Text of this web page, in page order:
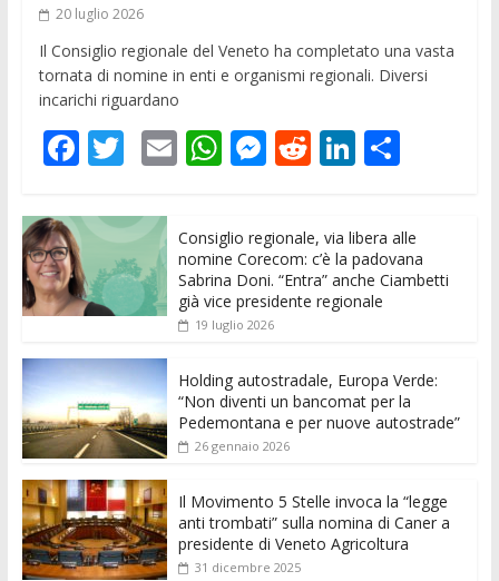
20 luglio 2026
Il Consiglio regionale del Veneto ha completato una vasta
tornata di nomine in enti e organismi regionali. Diversi
incarichi riguardano
F
e
b
o
o
k
T
itt
er
E
l
W
at
s
A
p
M
e
n
g
R
di
t
Li
k
e
dI
C
n
di
vi
Consiglio regionale, via libera alle
nomine Corecom: c’è la padovana
Sabrina Doni. “Entra” anche Ciambetti
già vice presidente regionale
19 luglio 2026
Holding autostradale, Europa Verde:
“Non diventi un bancomat per la
Pedemontana e per nuove autostrade”
26 gennaio 2026
Il Movimento 5 Stelle invoca la “legge
anti trombati” sulla nomina di Caner a
presidente di Veneto Agricoltura
31 dicembre 2025